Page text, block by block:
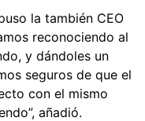
la también CEO
reconociendo al
y dándoles un
seguros de que el
con el mismo
añadió.